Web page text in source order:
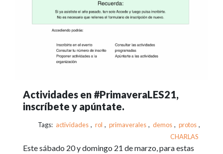
Actividades en #PrimaveraLES21,
inscríbete y apúntate.
Tags: actividades , rol , primaverales , demos , protos ,
CHARLAS
Este sábado 20 y domingo 21 de marzo, para estas